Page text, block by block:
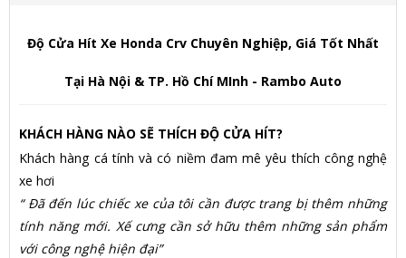
Độ Cửa Hít Xe Honda Crv Chuyên Nghiệp, Giá Tốt Nhất
Tại Hà Nội & TP. Hồ Chí MInh - Rambo Auto
KHÁCH HÀNG NÀO SẼ THÍCH ĐỘ CỬA HÍT?
Khách hàng cá tính và có niềm đam mê yêu thích công nghệ
xe hơi
“ Đã đến lúc chiếc xe của tôi cần được trang bị thêm những
tính năng mới. Xế cưng cần sở hữu thêm những sản phẩm
với công nghệ hiện đại”